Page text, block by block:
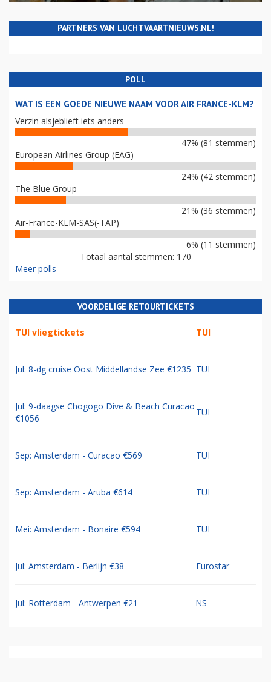
PARTNERS VAN LUCHTVAARTNIEUWS.NL!
POLL
WAT IS EEN GOEDE NIEUWE NAAM VOOR AIR FRANCE-KLM?
Verzin alsjeblieft iets anders
47% (81 stemmen)
European Airlines Group (EAG)
24% (42 stemmen)
The Blue Group
21% (36 stemmen)
Air-France-KLM-SAS(-TAP)
6% (11 stemmen)
Totaal aantal stemmen: 170
Meer polls
VOORDELIGE RETOURTICKETS
TUI vliegtickets TUI
Jul: 8-dg cruise Oost Middellandse Zee €1235 TUI
Jul: 9-daagse Chogogo Dive & Beach Curacao
€1056
TUI
Sep: Amsterdam - Curacao €569 TUI
Sep: Amsterdam - Aruba €614 TUI
Mei: Amsterdam - Bonaire €594 TUI
Jul: Amsterdam - Berlijn €38 Eurostar
Jul: Rotterdam - Antwerpen €21 NS